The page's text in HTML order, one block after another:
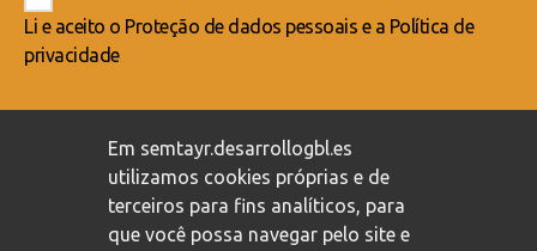
Li e aceito o Proteção de dados pessoais e a Política de
privacidade
Política de privacidade
/ Política de cookies
Em semtayr.desarrollogbl.es
utilizamos cookies próprias e de
terceiros para fins analíticos, para
que você possa navegar pelo site e